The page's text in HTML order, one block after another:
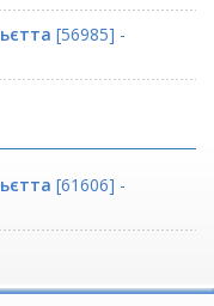
[56985] -
[61606] -